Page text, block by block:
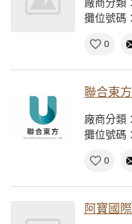
攤位號碼
0
聯合東
廠商分類：
攤位號碼
0
阿寶國